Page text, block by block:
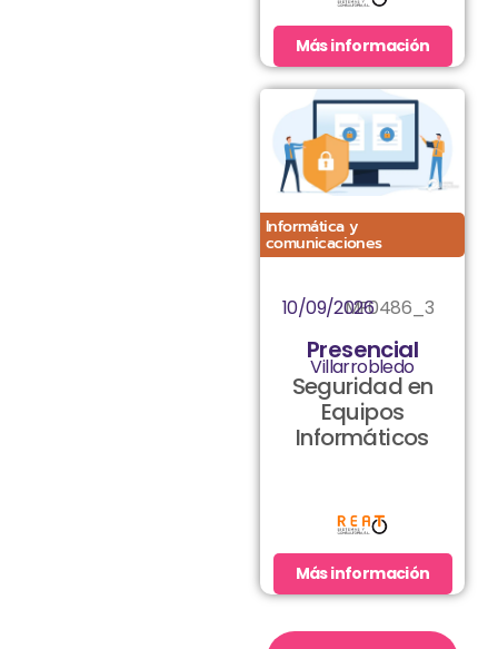
Más información
Informática y
comunicaciones
MF0486_3
10/09/2026
Presencial
Villarrobledo
Seguridad en
Equipos
Informáticos
Más información